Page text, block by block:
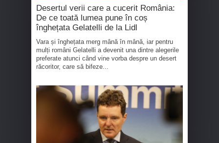
Desertul verii care a cucerit România:
De ce toată lumea pune în coș
înghețata Gelatelli de la Lidl
Vara și înghețata merg mână în mână, iar pentru
mulți români Gelatelli a devenit una dintre alegerile
preferate atunci când vine vorba despre un desert
răcoritor, care să bifeze...